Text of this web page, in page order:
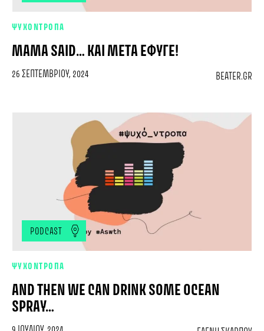
ΨΥΧΟΝΤΡΟΠΑ
MAMA SAID… ΚΑΙ ΜΕΤΆ ΈΦΥΓΕ!
26 ΣΕΠΤΕΜΒΡΊΟΥ, 2024 BEATER.GR
PODCAST
ΨΥΧΟΝΤΡΟΠΑ
AND THEN WE CAN DRINK SOME OCEAN
SPRAY…